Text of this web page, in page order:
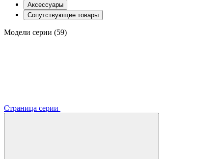
Аксессуары
Сопутствующие товары
Модели серии (59)
Страница серии